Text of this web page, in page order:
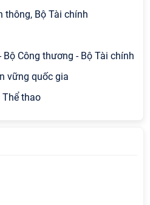
thông, Bộ Tài chính
Công thương - Bộ Tài chính
vững quốc gia
Thể thao